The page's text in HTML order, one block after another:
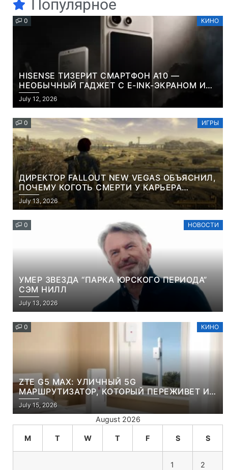
Популярное
0 КИНО
HISENSE ТИЗЕРИТ СМАРТФОН A10 —
НЕОБЫЧНЫЙ ГАДЖЕТ С E-INK-ЭКРАНОМ И
СЪЕМНОЙ LCD-ПАНЕЛЬЮ ДЛЯ ЦВЕТНОГО
КОНТЕНТА И СОЦСЕТЕЙ
July 12, 2026
0 ИГРЫ
ДИРЕКТОР FALLOUT NEW VEGAS ОБЪЯСНИЛ,
ПОЧЕМУ КОГОТЬ СМЕРТИ У КАРЬЕРА
НАМЕРЕННО СНОСИТ ВАМ ГОЛОВУ
July 13, 2026
0 НОВОСТИ
УМЕР ЗВЕЗДА “ПАРКА ЮРСКОГО ПЕРИОДА”
СЭМ НИЛЛ
July 13, 2026
0 КИНО
ZTE G5 MAX: УЛИЧНЫЙ 5G
МАРШРУТИЗАТОР, КОТОРЫЙ ПЕРЕЖИВЕТ И
ЛЮТУЮ ЗИМУ, И ЖАРКОЕ ЛЕТО
July 15, 2026
August 2026
M T W T F S S
1 2